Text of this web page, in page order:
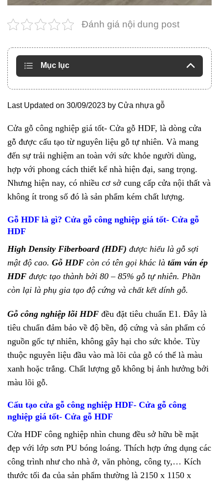
Đánh giá nội dung post
Mục lục
Last Updated on 30/09/2023 by Cửa nhựa gỗ
Cửa gỗ công nghiệp giá tốt- Cửa gỗ HDF, là dòng cửa
gỗ được cấu tạo từ nguyên liệu gỗ tự nhiên. Và mang
đến sự trải nghiệm an toàn với sức khỏe người dùng,
hợp với phong cách thiết kế nhà hiện đại, sang trọng.
Nhưng hiện nay, có nhiều cơ sở cung cấp cửa nội thất và
không ít trong số đó là sản phẩm kém chất lượng.
Gỗ HDF là gì? Cửa gỗ công nghiệp giá tốt- Cửa gỗ
HDF
High Density Fiberboard (HDF) được hiểu là gỗ sợi
mật độ cao. Gỗ HDF còn có tên gọi khác là tấm ván ép
HDF được tạo thành bởi 80 – 85% gỗ tự nhiên. Phần
còn lại là phụ gia tạo độ cứng và chất kết dính gỗ.
Gỗ công nghiệp lõi HDF đều đặt tiêu chuẩn E1. Đây là
tiêu chuẩn đảm bảo về độ bền, độ cứng và sản phẩm có
nguồn gốc tự nhiên, không gây hại cho sức khỏe. Tùy
thuộc nguyên liệu đầu vào mà lõi của gỗ có thể là màu
xanh hoặc trắng. Chất lượng gỗ không bị ảnh hưởng bởi
màu lõi gỗ.
Cấu tạo cửa gỗ công nghiệp HDF- Cửa gỗ công
nghiệp giá tốt- Cửa gỗ HDF
Cửa HDF công nghiệp nhìn chung đều sở hữu bề mặt
đẹp với lớp sơn PU bóng loáng. Thích hợp ứng dụng các
công trình như cho nhà ở, văn phòng, công ty,… Kích
thước tối đa của sản phẩm thường là 2150 x 1150 x